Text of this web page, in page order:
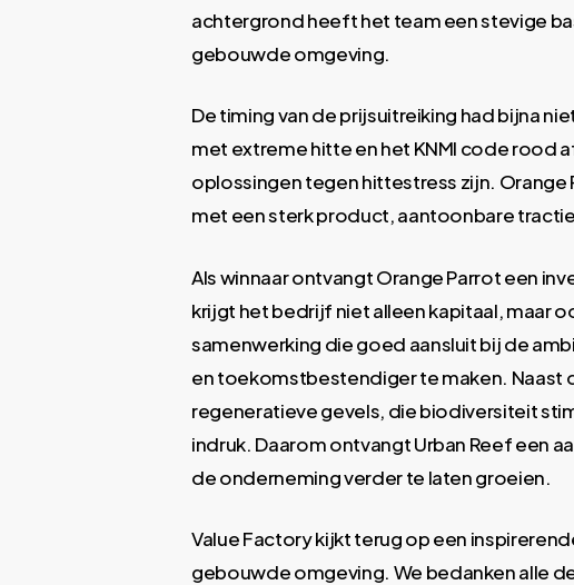
achtergrond heeft het team een stevige
gebouwde omgeving.
De timing van de prijsuitreiking had bijna
met extreme hitte en het KNMI code rood
oplossingen tegen hittestress zijn.
met een sterk product, aantoonbare
Als winnaar ontvangt Orange Parrot een
krijgt het bedrijf niet alleen kapitaal, maar
samenwerking die goed aansluit bij de
en toekomstbestendiger te maken. Naast
regeneratieve gevels, die biodiversiteit
indruk. Daarom ontvangt Urban Reef een
de onderneming verder te laten groeien.
Value Factory kijkt terug op een
gebouwde omgeving. We bedanken alle